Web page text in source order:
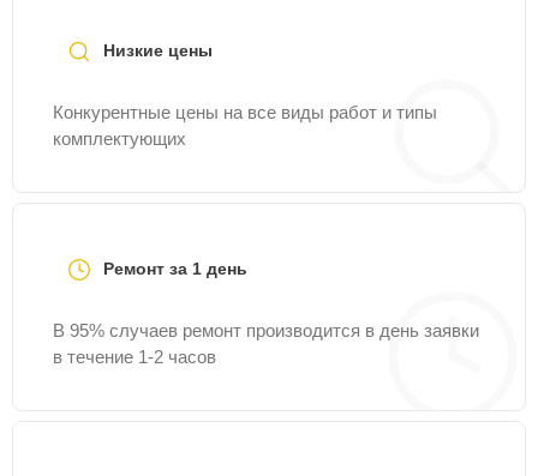
Низкие цены
Конкурентные цены на все виды работ и типы
комплектующих
Ремонт за 1 день
В 95% случаев ремонт производится в день заявки
в течение 1-2 часов